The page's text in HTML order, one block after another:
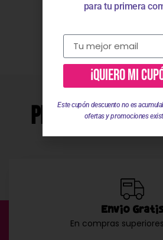
Productos
Envío
En compras
para tu primera
¡QUIERO MI
Este cupón descuento no es
ofertas y promociones